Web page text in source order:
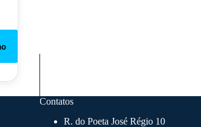
Contatos
R. do Poeta José Régio 10